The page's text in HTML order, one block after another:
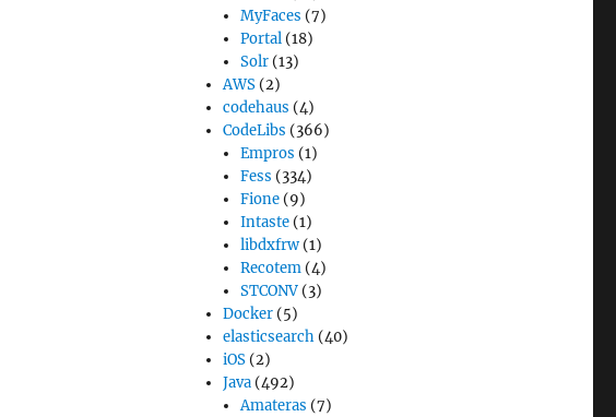
MyFaces (7)
Portal (18)
Solr (13)
AWS (2)
codehaus (4)
CodeLibs (366)
Empros (1)
Fess (334)
Fione (9)
Intaste (1)
libdxfrw (1)
Recotem (4)
STCONV (3)
Docker (5)
elasticsearch (40)
iOS (2)
Java (492)
Amateras (7)